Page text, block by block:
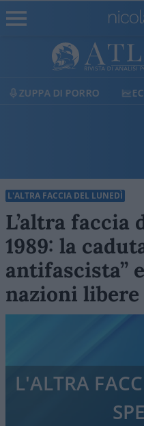
ECONOMIA
L'ALTRA FACCIA DEL LUNEDÌ
L’altra faccia
1989: la
antifascista”
nazioni libere
L'ALTRA